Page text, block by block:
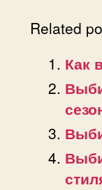
Related
Как